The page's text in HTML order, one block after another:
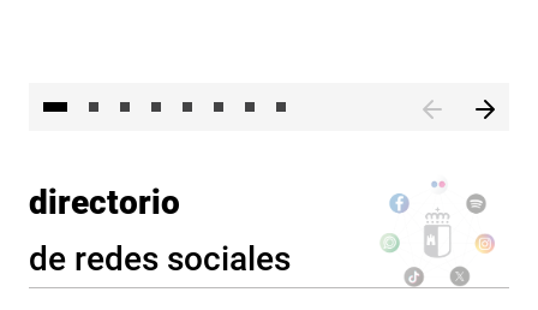
directorio
de redes sociales